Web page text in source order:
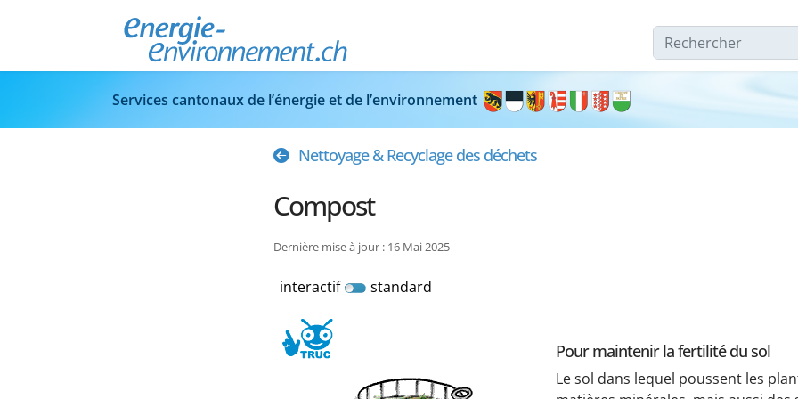
Rechercher
Services cantonaux de l’énergie et de l’environnement
Nettoyage & Recyclage des déchets
Compost
Dernière mise à jour : 16 Mai 2025
interactif standard
Pour maintenir la fertilité du sol
Le sol dans lequel poussent les